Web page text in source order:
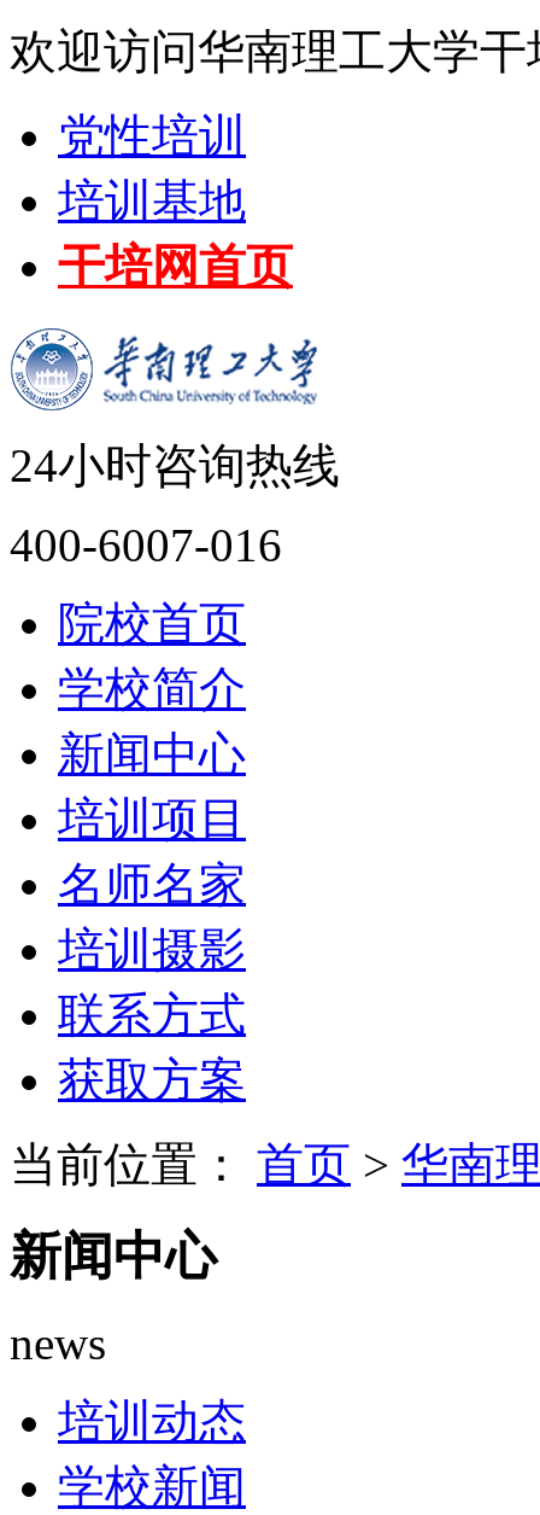
欢迎访问华南理工大学干
党性培训
培训基地
干培网首页
24小时咨询热线
400-6007-016
院校首页
学校简介
新闻中心
培训项目
名师名家
培训摄影
联系方式
获取方案
当前位置： 首页 > 华南
新闻中心
news
培训动态
学校新闻